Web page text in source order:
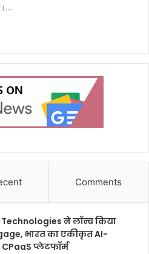
Comments
ने लॉन्च किया
भारत का एकीकृत AI-
प्लेटफॉर्म